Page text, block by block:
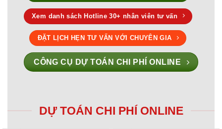
Xem danh sách Hotline 30+ nhân viên tư vấn
ĐẶT LỊCH HẸN TƯ VẤN VỚI CHUYÊN GIA
CÔNG CỤ DỰ TOÁN CHI PHÍ ONLINE
DỰ TOÁN CHI PHÍ ONLINE